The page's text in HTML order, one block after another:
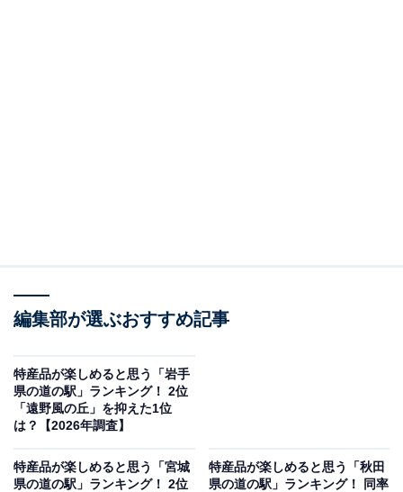
編集部が選ぶおすすめ記事
特産品が楽しめると思う「岩手
県の道の駅」ランキング！ 2位
「遠野風の丘」を抑えた1位
は？【2026年調査】
特産品が楽しめると思う「宮城
県の道の駅」ランキング！ 2位
特産品が楽しめると思う「秋田
県の道の駅」ランキング！ 同率